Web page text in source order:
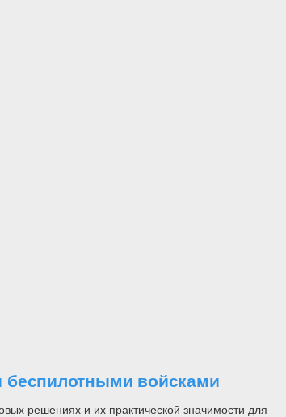
беспилотными войсками
решениях и их практической значимости для